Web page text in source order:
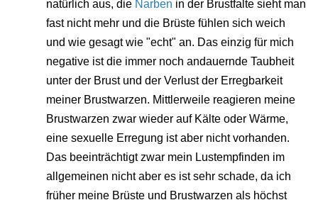
natürlich aus, die Narben in der Brustfalte sieht man
fast nicht mehr und die Brüste fühlen sich weich
und wie gesagt wie "echt" an. Das einzig für mich
negative ist die immer noch andauernde Taubheit
unter der Brust und der Verlust der Erregbarkeit
meiner Brustwarzen. Mittlerweile reagieren meine
Brustwarzen zwar wieder auf Kälte oder Wärme,
eine sexuelle Erregung ist aber nicht vorhanden.
Das beeinträchtigt zwar mein Lustempfinden im
allgemeinen nicht aber es ist sehr schade, da ich
früher meine Brüste und Brustwarzen als höchst